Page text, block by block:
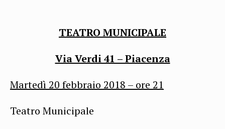
TEATRO MUNICIPALE
Via Verdi 41 – Piacenza
Martedì 20 febbraio 2018 – ore 21
Teatro Municipale